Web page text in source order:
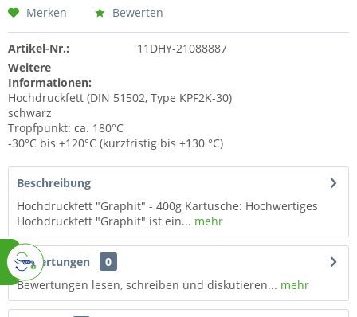
Merken Bewerten
Artikel-Nr.:
11DHY-21088887
Weitere
Informationen:
Hochdruckfett (DIN 51502, Type KPF2K-30)
schwarz
Tropfpunkt: ca. 180°C
-30°C bis +120°C (kurzfristig bis +130 °C)
Beschreibung
Hochdruckfett "Graphit" - 400g Kartusche: Hochwertiges
Hochdruckfett "Graphit" ist ein... mehr
Bewertungen
0
Bewertungen lesen, schreiben und diskutieren... mehr